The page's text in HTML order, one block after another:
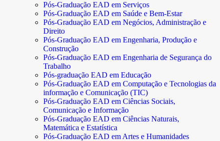
Pós-Graduação EAD em Serviços
Pós-Graduação EAD em Saúde e Bem-Estar
Pós-Graduação EAD em Negócios, Administração e
Direito
Pós-Graduação EAD em Engenharia, Produção e
Construção
Pós-Graduação EAD em Engenharia de Segurança do
Trabalho
Pós-graduação EAD em Educação
Pós-Graduação EAD em Computação e Tecnologias da
informação e Comunicação (TIC)
Pós-Graduação EAD em Ciências Sociais,
Comunicação e Informação
Pós-Graduação EAD em Ciências Naturais,
Matemática e Estatística
Pós-Graduação EAD em Artes e Humanidades